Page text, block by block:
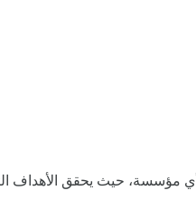
مؤسسة، حيث يحقق الأهداف